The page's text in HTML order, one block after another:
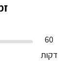
60
דקות